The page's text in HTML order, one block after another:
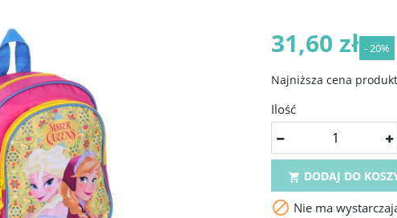
31,60 zł - 20%
Najniższa cena
Ilość
 DODAJ DO
 Nie ma